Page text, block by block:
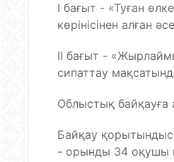
I бағыт - «Туған
көрінісінен алған
II бағыт -
сипаттау
Облыстық
Байқау
- орынды 34 оқушы